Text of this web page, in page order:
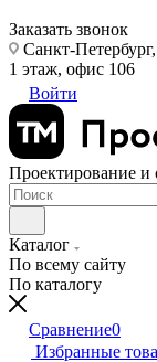
Заказать звонок
Санкт-
1 этаж, офис 106
Войти
Проектирование и
Каталог
По всему сайту
По каталогу
Сравнение0
Избранные